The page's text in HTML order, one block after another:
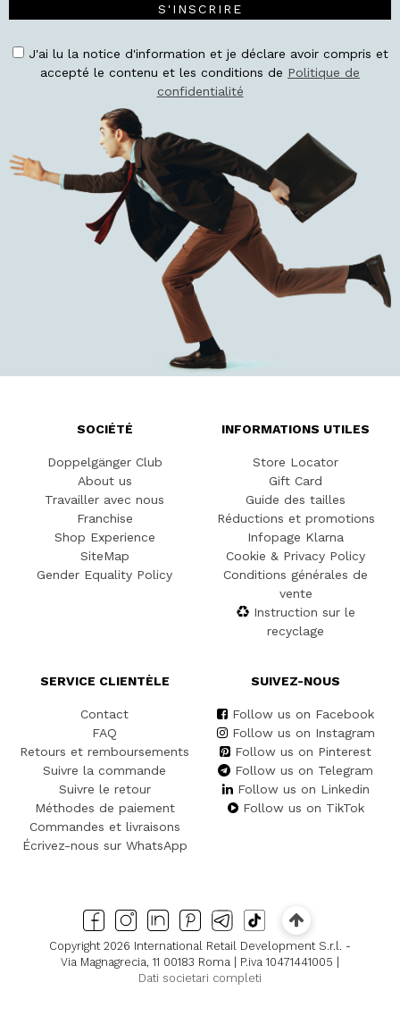
S'INSCRIRE
J'ai lu la notice d'information et je déclare avoir compris et
accepté le contenu et les conditions de Politique de
confidentialité
SOCIÉTÉ
Doppelgänger Club
About us
Travailler avec nous
Franchise
Shop Experience
SiteMap
Gender Equality Policy
INFORMATIONS UTILES
Store Locator
Gift Card
Guide des tailles
Réductions et promotions
Infopage Klarna
Cookie & Privacy Policy
Conditions générales de
vente
Instruction sur le
recyclage
SERVICE CLIENTÈLE
Contact
FAQ
Retours et remboursements
Suivre la commande
Suivre le retour
Méthodes de paiement
Commandes et livraisons
Écrivez-nous sur WhatsApp
SUIVEZ-NOUS
Follow us on Facebook
Follow us on Instagram
Follow us on Pinterest
Follow us on Telegram
Follow us on Linkedin
Follow us on TikTok
Copyright 2026 International Retail Development S.r.l. -
Via Magnagrecia, 11 00183 Roma | P.iva 10471441005 |
Dati societari completi